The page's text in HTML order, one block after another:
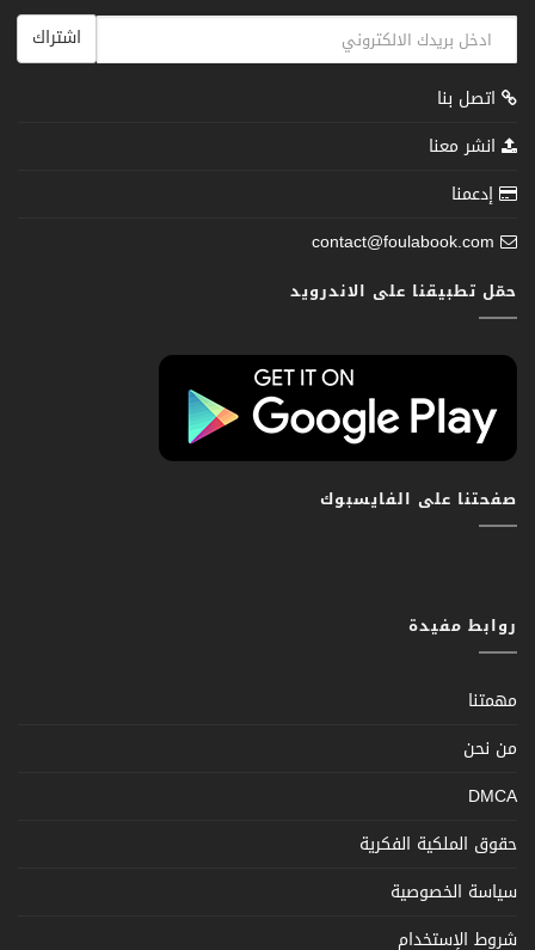
اشتراك
اتصل بنا
انشر معنا
إدعمنا
contact@foulabook.com
حمّل تطبيقنا على الاندرويد
صفحتنا على الفايسبوك
روابط مفيدة
مهمتنا
من نحن
DMCA
حقوق الملكية الفكرية
سياسة الخصوصية
شروط الإستخدام